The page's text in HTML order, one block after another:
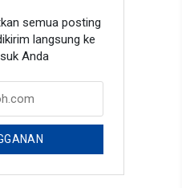
semua posting
langsung ke
Anda